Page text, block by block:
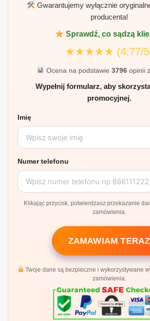
Gwarantujemy wyłącznie
producenta!
Sprawdź, co sądzą
★★★★★ (4.77/
Ocena na podstawie 3796opinii
Wypełnij formularz, aby
promocyjnej.
Imię
Numer telefonu
Klikając przycisk, potwierdzasz przekazanie
zamówienia.
ZAMAWIAM TERAZ
Twoje dane są bezpieczne i wykorzystywane
zamówienia.